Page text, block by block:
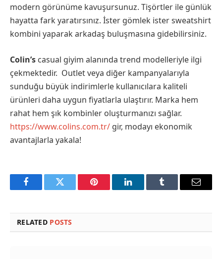
modern görünüme kavuşursunuz. Tişörtler ile günlük
hayatta fark yaratırsınız. İster gömlek ister sweatshirt
kombini yaparak arkadaş buluşmasına gidebilirsiniz.
Colin’s casual giyim alanında trend modelleriyle ilgi
çekmektedir. Outlet veya diğer kampanyalarıyla
sunduğu büyük indirimlerle kullanıcılara kaliteli
ürünleri daha uygun fiyatlarla ulaştırır. Marka hem
rahat hem şık kombinler oluşturmanızı sağlar.
https://www.colins.com.tr/ gir, modayı ekonomik
avantajlarla yakala!
FacebookTwitter Pinterest LinkedInTumblr Email
RELATED POSTS